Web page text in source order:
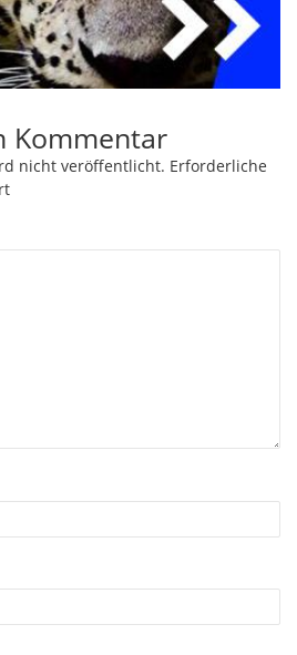
Kommentar
nicht veröffentlicht. Erforderliche